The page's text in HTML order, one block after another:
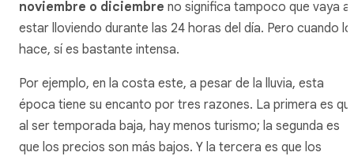
noviembre o diciembre no significa tampoco que vaya a
estar lloviendo durante las 24 horas del día. Pero cuando lo
hace, sí es bastante intensa.
Por ejemplo, en la costa este, a pesar de la lluvia, esta
época tiene su encanto por tres razones. La primera es
al ser temporada baja, hay menos turismo; la segunda es
que los precios son más bajos. Y la tercera es que los